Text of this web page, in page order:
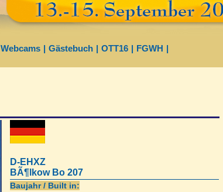
Webcams | Gästebuch | OTT16 | FGWH |
D-EHXZ
BÃ¶lkow Bo 207
Baujahr / Built in: